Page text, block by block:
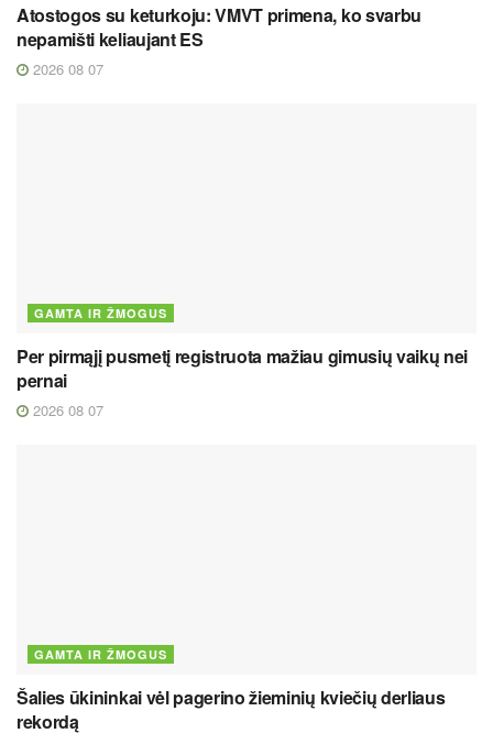
Atostogos su keturkoju: VMVT primena, ko svarbu
nepamišti keliaujant ES
2026 08 07
GAMTA IR ŽMOGUS
Per pirmąjį pusmetį registruota mažiau gimusių vaikų nei
pernai
2026 08 07
GAMTA IR ŽMOGUS
Šalies ūkininkai vėl pagerino žieminių kviečių derliaus
rekordą